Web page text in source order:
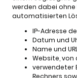
werden dabei
automatisierten
IP-Adresse
Datum und
Name und
Website, von
verwendeter